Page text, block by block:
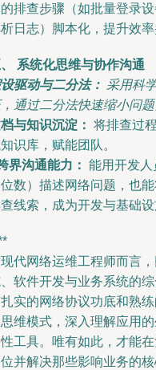
排查步骤（如批量登录
日志）脚本化，提升效率
系统化思维与协作沟通
驱动与二分法： 采用科
通过二分法快速缩小问题
与知识沉淀： 将排查过
识库，赋能团队。
界沟通能力： 能用开发
数）描述网络问题，也
线索，成为开发与基础
代网络运维工程师而言
软件开发与业务系统的
实的网络协议功底和熟
维模式，深入理解应用
工具。唯有如此，才能
并解决那些影响业务的